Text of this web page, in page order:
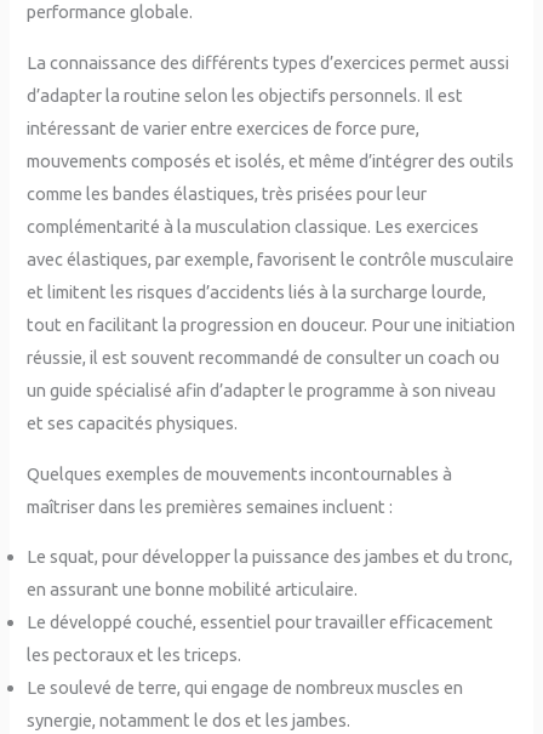
performance globale.
La connaissance des différents types d’exercices permet aussi
d’adapter la routine selon les objectifs personnels. Il est
intéressant de varier entre exercices de force pure,
mouvements composés et isolés, et même d’intégrer des outils
comme les bandes élastiques, très prisées pour leur
complémentarité à la musculation classique. Les exercices
avec élastiques, par exemple, favorisent le contrôle musculaire
et limitent les risques d’accidents liés à la surcharge lourde,
tout en facilitant la progression en douceur. Pour une initiation
réussie, il est souvent recommandé de consulter un coach ou
un guide spécialisé afin d’adapter le programme à son niveau
et ses capacités physiques.
Quelques exemples de mouvements incontournables à
maîtriser dans les premières semaines incluent :
Le squat, pour développer la puissance des jambes et du tronc,
en assurant une bonne mobilité articulaire.
Le développé couché, essentiel pour travailler efficacement
les pectoraux et les triceps.
Le soulevé de terre, qui engage de nombreux muscles en
synergie, notamment le dos et les jambes.